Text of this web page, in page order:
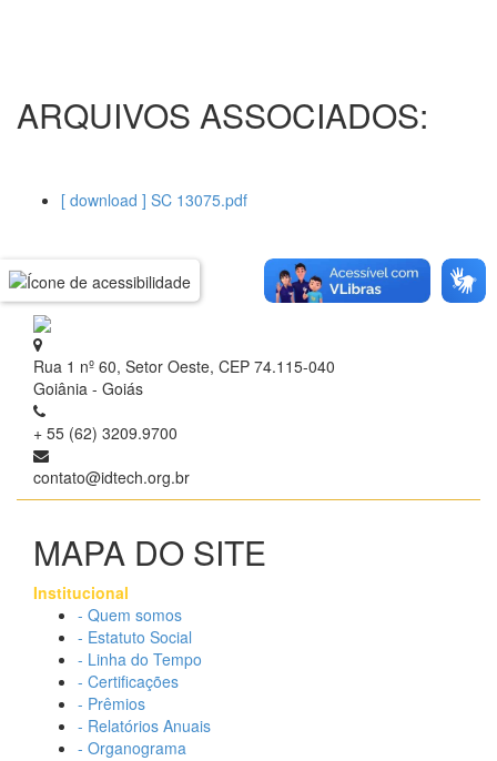
ARQUIVOS ASSOCIADOS:
[ download ] SC 13075.pdf
Rua 1 nº 60, Setor Oeste, CEP 74.115-040
Goiânia - Goiás
+ 55 (62) 3209.9700
contato@idtech.org.br
MAPA DO SITE
Institucional
- Quem somos
- Estatuto Social
- Linha do Tempo
- Certificações
- Prêmios
- Relatórios Anuais
- Organograma